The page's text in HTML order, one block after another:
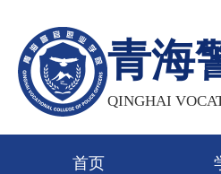
青海
QINGHAI
首页